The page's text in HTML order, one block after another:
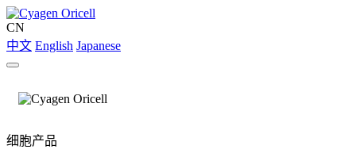
CN
中文 English Japanese
细胞产品